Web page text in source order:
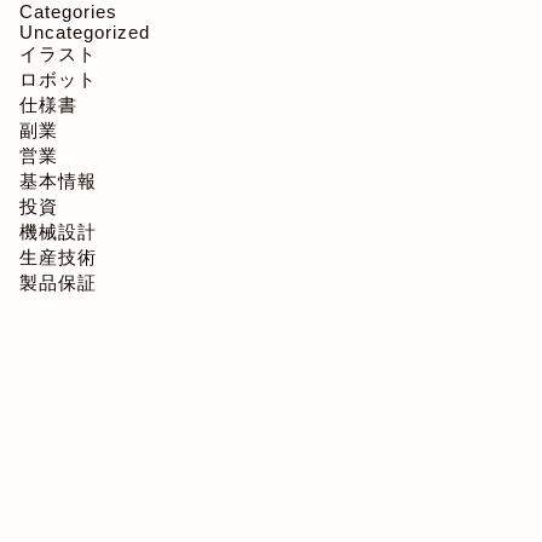
Categories
Uncategorized
イラスト
ロボット
仕様書
副業
営業
基本情報
投資
機械設計
生産技術
製品保証